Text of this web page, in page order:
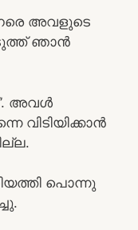
അവളുടെ
ഞാൻ
അവൾ
വിടിയിക്കാൻ
പൊന്നു